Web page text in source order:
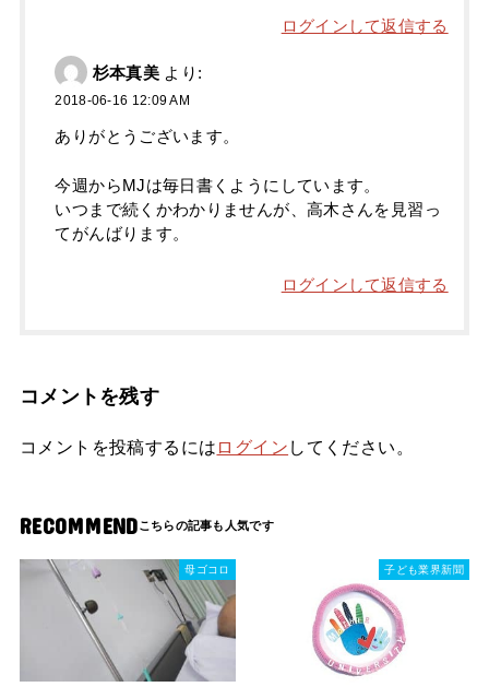
ログインして返信する
杉本真美 より:
2018-06-16 12:09 AM
ありがとうございます。
今週からMJは毎日書くようにしています。
いつまで続くかわかりませんが、高木さんを見習っ
てがんばります。
ログインして返信する
コメントを残す
コメントを投稿するには ログイン してください。
RECOMMEND
母ゴコロ 子ども業界新聞